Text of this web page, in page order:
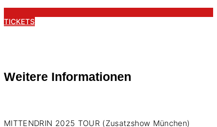
TICKETS
Weitere Informationen
MITTENDRIN 2025 TOUR (Zusatzshow München)